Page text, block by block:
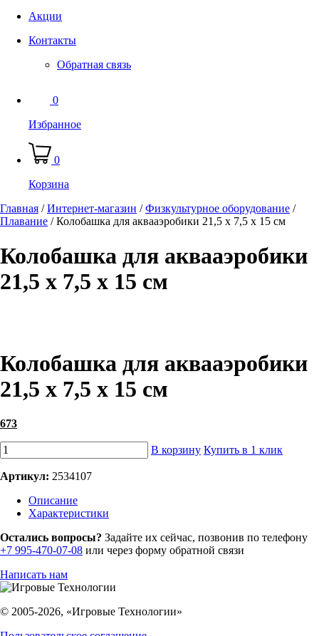
Акции
Контакты
Обратная связь
0
Избранное
0
Корзина
Главная /Интернет-магазин /Физкультурное оборудование /
Плавание /Колобашка для аквааэробики 21,5 х 7,5 х 15 см
Колобашка для аквааэробики
21,5 х 7,5 х 15 см
Колобашка для аквааэробики
21,5 х 7,5 х 15 см
673
В корзину Купить в 1 клик
Артикул: 2534107
Описание
Характеристики
Остались вопросы? Задайте их сейчас, позвонив по телефону
+7 995-470-07-08 или через форму обратной связи
Написать нам
© 2005-2026, «Игровые Технологии»